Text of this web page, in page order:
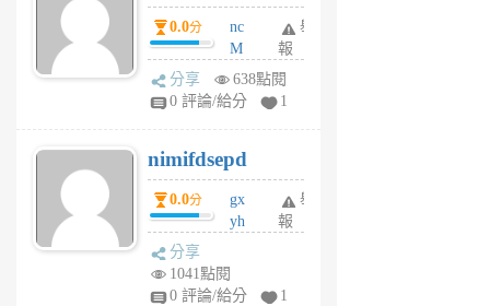
0.0分
nc
M
U
F
U
5
個
月
舉
報
分享
638點閱
0 評論/給分
1
nimifdsepd
0.0分
gx
yh
jl
舉
報
分享
1041點閱
0 評論/給分
1